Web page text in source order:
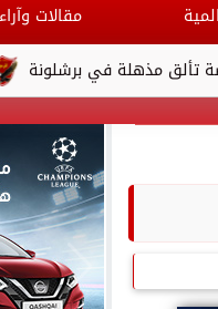
مقالات وآراء
في برشلونة